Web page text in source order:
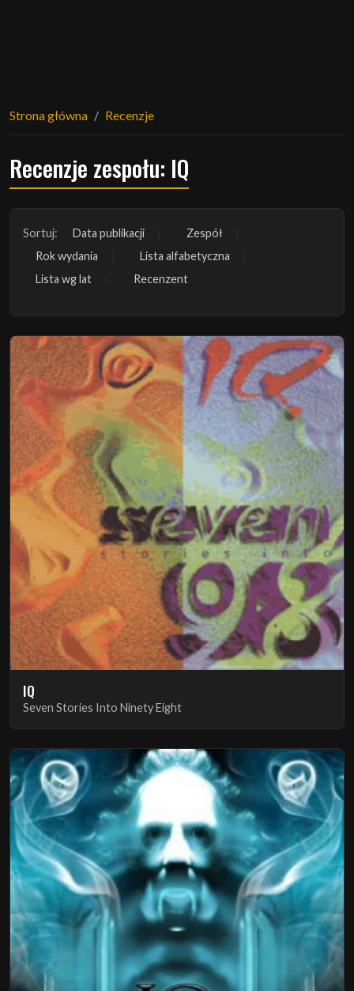
Strona główna Recenzje
Recenzje zespołu: IQ
Sortuj: Data publikacji
Zespół
Rok wydania
Lista alfabetyczna
Lista wg lat
Recenzent
IQ
Seven Stories Into Ninety Eight